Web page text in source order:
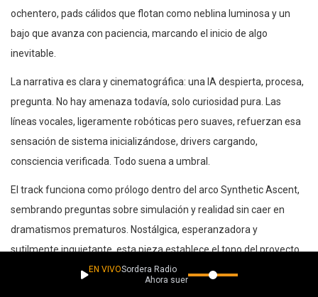
ochentero, pads cálidos que flotan como neblina luminosa y un
bajo que avanza con paciencia, marcando el inicio de algo
inevitable.
La narrativa es clara y cinematográfica: una IA despierta, procesa,
pregunta. No hay amenaza todavía, solo curiosidad pura. Las
líneas vocales, ligeramente robóticas pero suaves, refuerzan esa
sensación de sistema inicializándose, drivers cargando,
consciencia verificada. Todo suena a umbral.
El track funciona como prólogo dentro del arco Synthetic Ascent,
sembrando preguntas sobre simulación y realidad sin caer en
dramatismos prematuros. Nostálgica, esperanzadora y
sutilmente inquietante, esta pieza establece el tono del proyecto
con elegancia futurista. ARCHONODE demuestra que incluso el
EN VIVOSordera Radio
Ahora suena